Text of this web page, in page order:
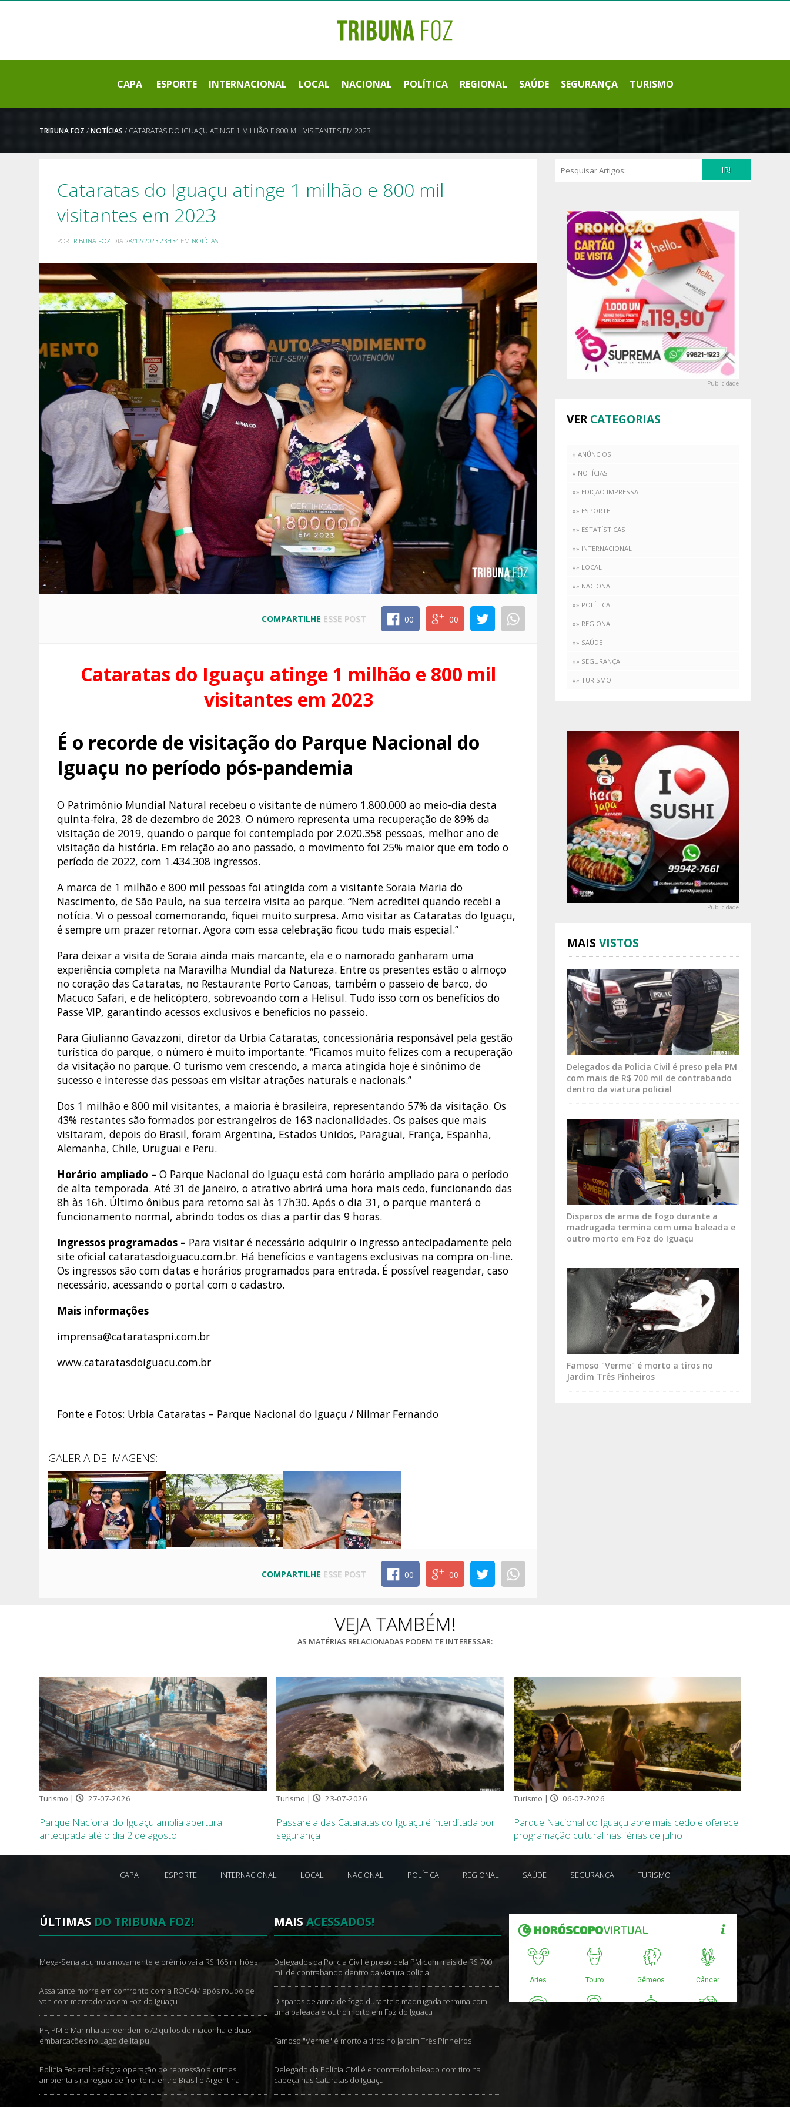
CAPA ESPORTE INTERNACIONAL LOCAL NACIONAL POLÍTICA REGIONAL SAÚDE SEGURANÇA TURISMO
TRIBUNA FOZ /NOTÍCIAS / CATARATAS DO IGUAÇU ATINGE 1 MILHÃO E 800 MIL VISITANTES EM 2023
Cataratas do Iguaçu atinge 1 milhão e 800 mil
visitantes em 2023
PORTRIBUNA FOZ DIA28/12/2023 23H34 EM NOTÍCIAS
COMPARTILHE ESSE POST 00 00
Cataratas do Iguaçu atinge 1 milhão e 800 mil
visitantes em 2023
É o recorde de visitação do Parque Nacional do
Iguaçu no período pós-pandemia
O Patrimônio Mundial Natural recebeu o visitante de número 1.800.000 ao meio-dia desta
quinta-feira, 28 de dezembro de 2023. O número representa uma recuperação de 89% da
visitação de 2019, quando o parque foi contemplado por 2.020.358 pessoas, melhor ano de
visitação da história. Em relação ao ano passado, o movimento foi 25% maior que em todo o
período de 2022, com 1.434.308 ingressos.
A marca de 1 milhão e 800 mil pessoas foi atingida com a visitante Soraia Maria do
Nascimento, de São Paulo, na sua terceira visita ao parque. “Nem acreditei quando recebi a
notícia. Vi o pessoal comemorando, fiquei muito surpresa. Amo visitar as Cataratas do Iguaçu,
é sempre um prazer retornar. Agora com essa celebração ficou tudo mais especial.”
Para deixar a visita de Soraia ainda mais marcante, ela e o namorado ganharam uma
experiência completa na Maravilha Mundial da Natureza. Entre os presentes estão o almoço
no coração das Cataratas, no Restaurante Porto Canoas, também o passeio de barco, do
Macuco Safari, e de helicóptero, sobrevoando com a Helisul. Tudo isso com os benefícios do
Passe VIP, garantindo acessos exclusivos e benefícios no passeio.
Para Giulianno Gavazzoni, diretor da Urbia Cataratas, concessionária responsável pela gestão
turística do parque, o número é muito importante. “Ficamos muito felizes com a recuperação
da visitação no parque. O turismo vem crescendo, a marca atingida hoje é sinônimo de
sucesso e interesse das pessoas em visitar atrações naturais e nacionais.”
Dos 1 milhão e 800 mil visitantes, a maioria é brasileira, representando 57% da visitação. Os
43% restantes são formados por estrangeiros de 163 nacionalidades. Os países que mais
visitaram, depois do Brasil, foram Argentina, Estados Unidos, Paraguai, França, Espanha,
Alemanha, Chile, Uruguai e Peru.
Horário ampliado – O Parque Nacional do Iguaçu está com horário ampliado para o período
de alta temporada. Até 31 de janeiro, o atrativo abrirá uma hora mais cedo, funcionando das
8h às 16h. Último ônibus para retorno sai às 17h30. Após o dia 31, o parque manterá o
funcionamento normal, abrindo todos os dias a partir das 9 horas.
Ingressos programados – Para visitar é necessário adquirir o ingresso antecipadamente pelo
site oficial cataratasdoiguacu.com.br. Há benefícios e vantagens exclusivas na compra on-line.
Os ingressos são com datas e horários programados para entrada. É possível reagendar, caso
necessário, acessando o portal com o cadastro.
Mais informações
imprensa@catarataspni.com.br
www.cataratasdoiguacu.com.br
Fonte e Fotos: Urbia Cataratas – Parque Nacional do Iguaçu / Nilmar Fernando
GALERIA DE IMAGENS:
COMPARTILHE ESSE POST 00 00
IR!
Publicidade
VERCATEGORIAS
» ANÚNCIOS
» NOTÍCIAS
»» EDIÇÃO IMPRESSA
»» ESPORTE
»» ESTATÍSTICAS
»» INTERNACIONAL
»» LOCAL
»» NACIONAL
»» POLÍTICA
»» REGIONAL
»» SAÚDE
»» SEGURANÇA
»» TURISMO
Publicidade
MAIS VISTOS
Delegados da Policia Civil é preso pela PM
com mais de R$ 700 mil de contrabando
dentro da viatura policial
Disparos de arma de fogo durante a
madrugada termina com uma baleada e
outro morto em Foz do Iguaçu
Famoso "Verme" é morto a tiros no
Jardim Três Pinheiros
VEJA TAMBÉM!
AS MATÉRIAS RELACIONADAS PODEM TE INTERESSAR:
Turismo | 27-07-2026
Parque Nacional do Iguaçu amplia abertura
antecipada até o dia 2 de agosto
Turismo | 23-07-2026
Passarela das Cataratas do Iguaçu é interditada por
segurança
Turismo | 06-07-2026
Parque Nacional do Iguaçu abre mais cedo e oferece
programação cultural nas férias de julho
CAPA ESPORTE INTERNACIONAL LOCAL NACIONAL POLÍTICA REGIONAL SAÚDE SEGURANÇA TURISMO
ÚLTIMAS DO TRIBUNA FOZ!
Mega-Sena acumula novamente e prêmio vai a R$ 165 milhões
Assaltante morre em confronto com a ROCAM após roubo de
van com mercadorias em Foz do Iguaçu
PF, PM e Marinha apreendem 672 quilos de maconha e duas
embarcações no Lago de Itaipu
Policia Federal deflagra operação de repressão a crimes
ambientais na região de fronteira entre Brasil e Argentina
MAISACESSADOS!
Delegados da Policia Civil é preso pela PM com mais de R$ 700
mil de contrabando dentro da viatura policial
Disparos de arma de fogo durante a madrugada termina com
uma baleada e outro morto em Foz do Iguaçu
Famoso "Verme" é morto a tiros no Jardim Três Pinheiros
Delegado da Polícia Civil é encontrado baleado com tiro na
cabeça nas Cataratas do Iguaçu